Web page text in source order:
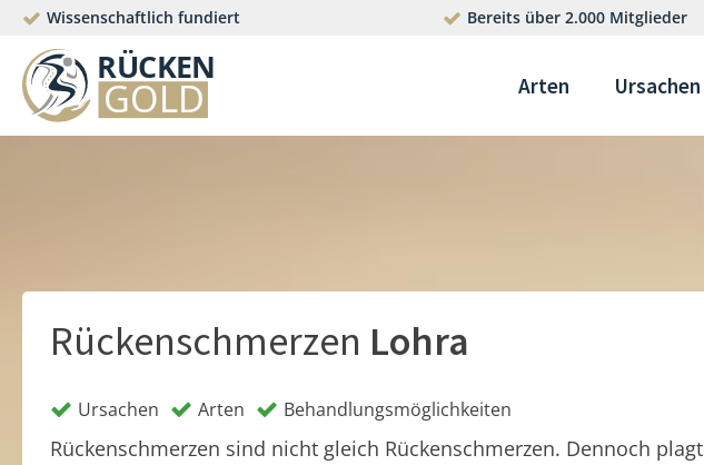
Wissenschaftlich fundiert Bereits über 2.000 Mitglieder
Arten Ursachen
Rückenschmerzen Lohra
Ursachen Arten Behandlungsmöglichkeiten
Rückenschmerzen sind nicht gleich Rückenschmerzen. Dennoch plagt